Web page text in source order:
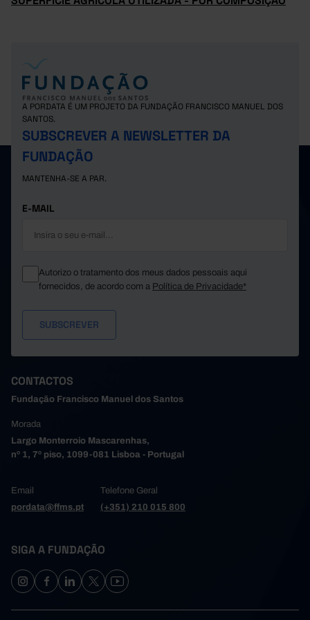
A PORDATA É UM PROJETO DA FUNDAÇÃO FRANCISCO MANUEL DOS
SANTOS.
SUBSCREVER A NEWSLETTER DA
FUNDAÇÃO
MANTENHA-SE A PAR.
E-MAIL
Autorizo o tratamento dos meus dados pessoais aqui
fornecidos, de acordo com a Política de Privacidade*
CONTACTOS
Fundação Francisco Manuel dos Santos
Morada
Largo Monterroio Mascarenhas,
nº 1, 7º piso, 1099-081 Lisboa - Portugal
Email
pordata@ffms.pt
Telefone Geral
(+351) 210 015 800
SIGA A FUNDAÇÃO